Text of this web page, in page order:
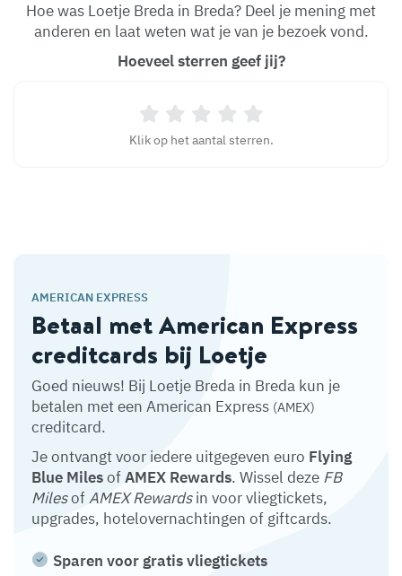
Hoe was Loetje Breda in Breda? Deel je mening met
anderen en laat weten wat je van je bezoek vond.
Hoeveel sterren geef jij?
Klik op het aantal sterren.
AMERICAN EXPRESS
Betaal met American Express
creditcards bij Loetje
Goed nieuws! Bij Loetje Breda in Breda kun je
betalen met een American Express (AMEX)
creditcard.
Je ontvangt voor iedere uitgegeven euro Flying
Blue MilesofAMEX Rewards. Wissel deze FB
MilesofAMEX Rewardsin voor vliegtickets,
upgrades, hotelovernachtingen of giftcards.
Sparen voor gratis vliegtickets